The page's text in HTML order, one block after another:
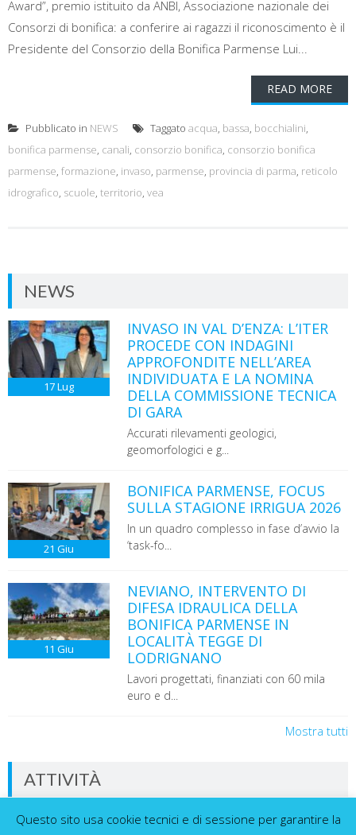
Award”, premio istituito da ANBI, Associazione nazionale dei
Consorzi di bonifica: a conferire ai ragazzi il riconoscimento è il
Presidente del Consorzio della Bonifica Parmense Lui...
READ MORE
Pubblicato in NEWS Taggato acqua, bassa, bocchialini,
bonifica parmense, canali, consorzio bonifica, consorzio bonifica
parmense, formazione, invaso, parmense, provincia di parma, reticolo
idrografico, scuole, territorio, vea
NEWS
17Lug
INVASO IN VAL D’ENZA: L’ITER
PROCEDE CON INDAGINI
APPROFONDITE NELL’AREA
INDIVIDUATA E LA NOMINA
DELLA COMMISSIONE TECNICA
DI GARA
Accurati rilevamenti geologici,
geomorfologici e g...
21 Giu
BONIFICA PARMENSE, FOCUS
SULLA STAGIONE IRRIGUA 2026
In un quadro complesso in fase d’avvio la
‘task-fo...
11 Giu
NEVIANO, INTERVENTO DI
DIFESA IDRAULICA DELLA
BONIFICA PARMENSE IN
LOCALITÀ TEGGE DI
LODRIGNANO
Lavori progettati, finanziati con 60 mila
euro e d...
Mostra tutti
ATTIVITÀ
Dati in tempo reale dalla nostra rete di
Questo sito usa cookie tecnici e di sessione per garantire la